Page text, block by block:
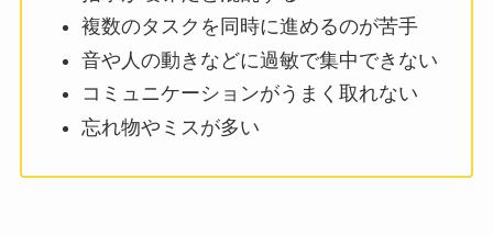
複数のタスクを同時に進めるのが苦手
音や人の動きなどに過敏で集中できない
コミュニケーションがうまく取れない
忘れ物やミスが多い